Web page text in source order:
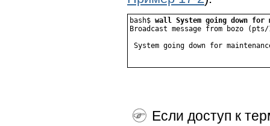
bash$ wall System going down for
Broadcast message from bozo
System going down for
Если доступ к